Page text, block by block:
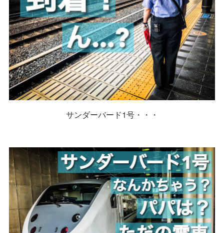
サンダーバード1号・・・